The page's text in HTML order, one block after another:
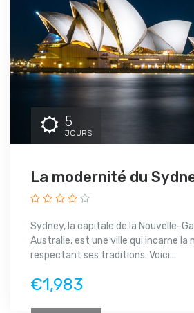
5
JOURS
La modernité du
Sydney, la capitale de la Nouvelle-
Australie, est une ville qui incarne
respectant ses traditions. Voici...
€1,983